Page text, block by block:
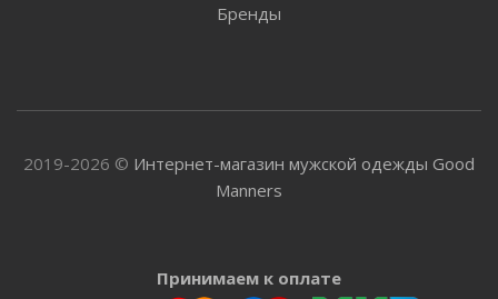
Бренды
2019-2026 © Интернет-магазин мужской одежды Good
Manners
Принимаем к оплате